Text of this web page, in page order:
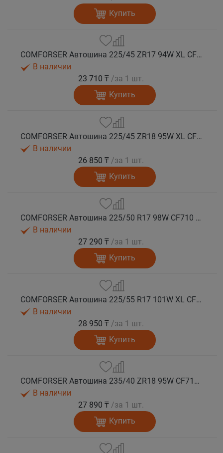
Купить
COMFORSER Автошина 225/45 ZR17 94W XL CF710 лето
В наличии
23 710 ₸ /за 1 шт.
Купить
COMFORSER Автошина 225/45 ZR18 95W XL CF710 лето
В наличии
26 850 ₸ /за 1 шт.
Купить
COMFORSER Автошина 225/50 R17 98W CF710 XL лето
В наличии
27 290 ₸ /за 1 шт.
Купить
COMFORSER Автошина 225/55 R17 101W XL CF710 лето
В наличии
28 950 ₸ /за 1 шт.
Купить
COMFORSER Автошина 235/40 ZR18 95W CF710 XL лето
В наличии
27 890 ₸ /за 1 шт.
Купить